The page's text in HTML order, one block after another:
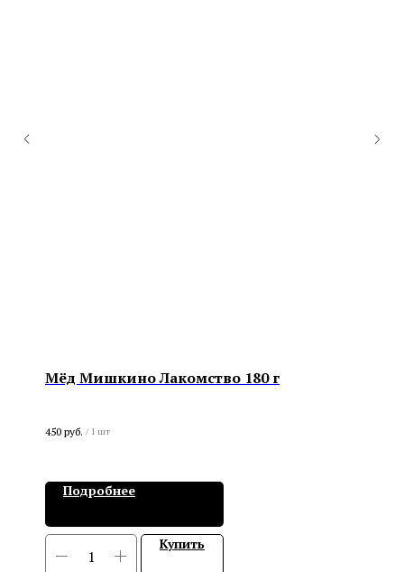
Мёд Мишкино Лакомство 180 г
450 руб. / 1 шт
Подробнее
Купить